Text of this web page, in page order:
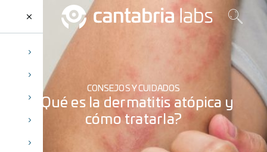
CONSEJOS Y CUIDADOS
¿Qué es la dermatitis atópica y
cómo tratarla?